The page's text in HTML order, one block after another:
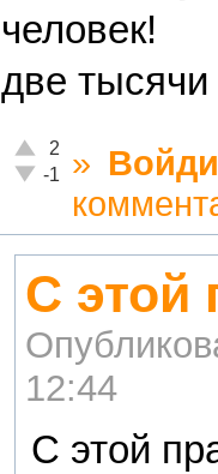
человек!
две тысячи
Отлично!
2
Неадекватно!
-1 »
С этой
12:44
С этой